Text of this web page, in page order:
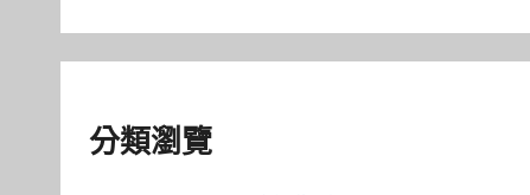
分類瀏覽